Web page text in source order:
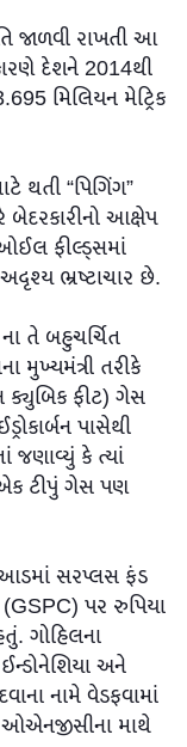
જાળવી રાખતી આ
કારણે દેશને 2014થી
મિલિયન મેટ્રિક
થતી “પિગિંગ”
બેદરકારીનો આક્ષેપ
ફીલ્ડ્સમાં
ભ્રષ્ટાચાર છે.
ના તે બહુચર્ચિત
મુખ્યમંત્રી તરીકે
ક્યુબિક ફીટ) ગેસ
પાસેથી
કે ત્યાં
એક ટીપું ગેસ પણ
સરપ્લસ ફંડ
(GSPC) પર રુપિયા
ગોહિલના
અને
નામે વેડફવામાં
માથે